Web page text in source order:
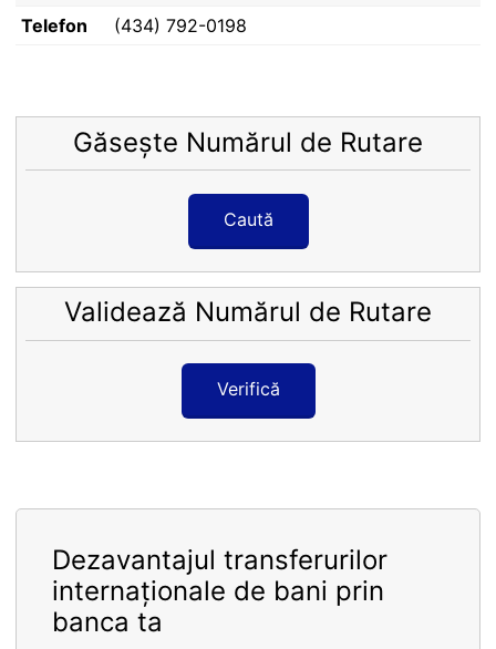
Telefon
(434) 792-0198
Găsește Numărul de Rutare
Caută
Validează Numărul de Rutare
Verifică
Dezavantajul transferurilor
internaționale de bani prin
banca ta